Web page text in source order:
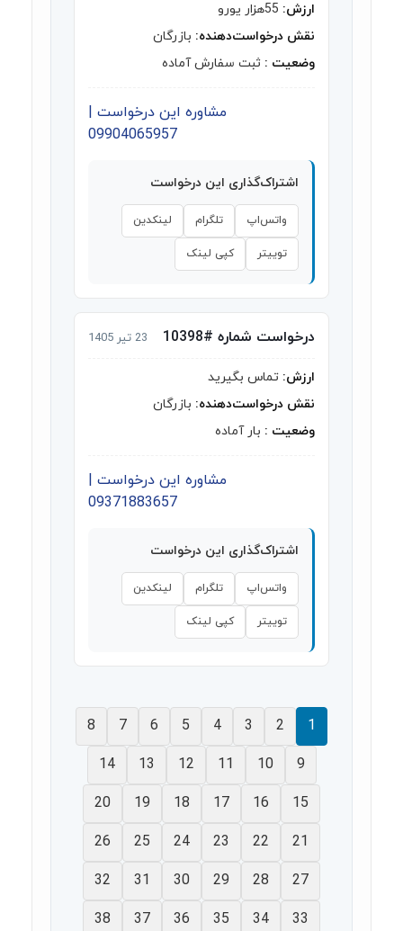
ارزش:
نقش درخواست‌دهنده: بازرگان
وضعیت : ثبت سفارش آماده
مشاوره این درخواست |
09904065957
اشتراک‌گذاری این درخواست
واتس‌اپ تلگرام لینکدین
توییتر کپی لینک
درخواست شماره #10398 23 تیر 1405
ارزش: تماس بگیرید
نقش درخواست‌دهنده: بازرگان
وضعیت : بار آماده
مشاوره این درخواست |
09371883657
اشتراک‌گذاری این درخواست
واتس‌اپ تلگرام لینکدین
توییتر کپی لینک
1
2
3
4
5
6
7
8
9
10
11
12
13
14
15
16
17
18
19
20
21
22
23
24
25
26
27
28
29
30
31
32
33
34
35
36
37
38